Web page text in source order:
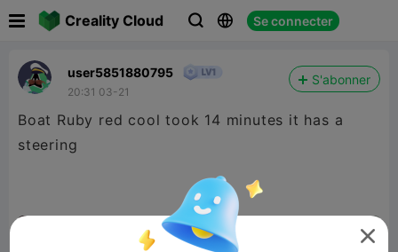
Creality Cloud   Se connecter
user5851880795
20:31 03-21
S'abonner
Boat Ruby red cool took 14 minutes it has a
steering
